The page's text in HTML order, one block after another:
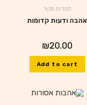
ספרות מקור
אהבה ודעות קדומות
₪20.00
Add to cart